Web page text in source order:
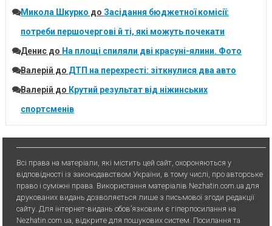
Микола Шкурко до Засідання бюджетної комісії:
потреби першочергові й ті, які можуть почекати
Денисдо На площі спиляли дві красуні-ялини. Фото
Валерій до ДТП на перехресті: зіткнулися два авто
Валерій до Крутий результат від ніжинських
спортсменів
Всі права на матеріали, які містить цей сайт, охороняються у
відповідності із законодавством України, в тому числі, про авторське
право і суміжні права. Використання матерiалiв Nezhatin.com.ua для
друкованих видань дозволяється лише з письмової згоди редакції
сайту. Для iнтернет-видань обов’язковим є гiперпосилання на
Nezhatin.com.ua, відкрите для пошукових систем. Посилання та